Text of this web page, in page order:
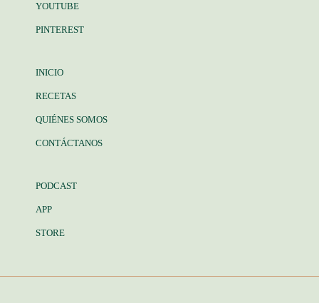
YOUTUBE
PINTEREST
INICIO
RECETAS
QUIÉNES SOMOS
CONTÁCTANOS
PODCAST
APP
STORE